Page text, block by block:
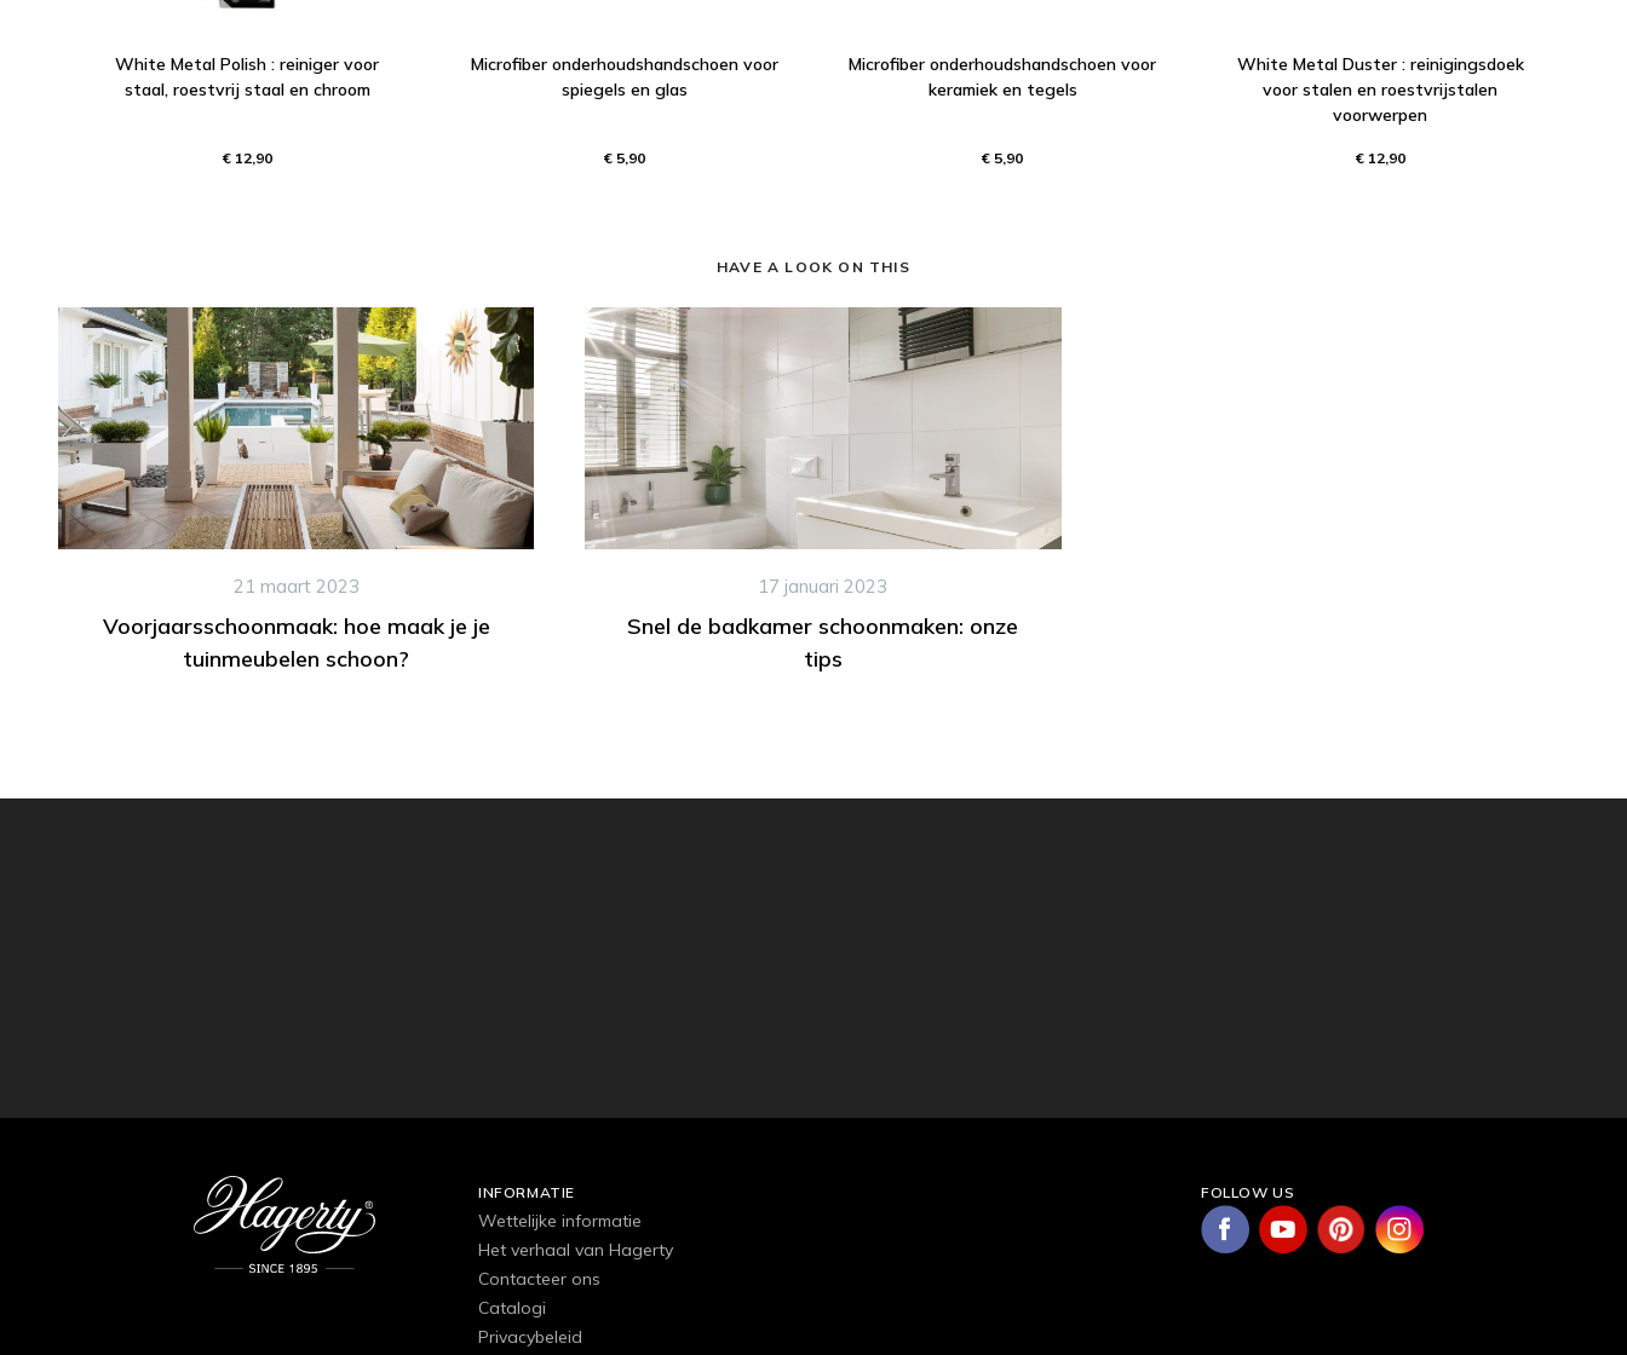
White Metal Polish : reiniger voor
staal, roestvrij staal en chroom
€ 12,90
Microfiber onderhoudshandschoen voor
spiegels en glas
€ 5,90
Microfiber onderhoudshandschoen voor
keramiek en tegels
€ 5,90
White Metal Duster : reinigingsdoek
voor stalen en roestvrijstalen
voorwerpen
€ 12,90
HAVE A LOOK ON THIS
21 maart 2023
Voorjaarsschoonmaak: hoe maak je je
tuinmeubelen schoon?
17 januari 2023
Snel de badkamer schoonmaken: onze
tips
INFORMATIE
Wettelijke informatie
Het verhaal van Hagerty
Contacteer ons
Catalogi
Privacybeleid
FOLLOW US